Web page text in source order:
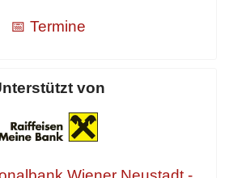
📅 Termine
von